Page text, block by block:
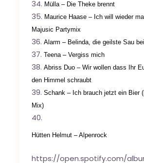
Mülla – Die Theke brennt
Maurice Haase – Ich will wieder
Majusic Partymix
Alarm – Belinda, die geilste Sau
Teena – Vergiss mich
Abriss Duo – Wir wollen dass Ihr
den Himmel schraubt
Schank – Ich brauch jetzt ein Bier
Mix)
Hütten Helmut – Alpenrock
https://open.spotify.com/